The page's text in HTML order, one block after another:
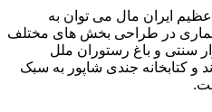
ایران مال می توان به
در طراحی بخش های مختلف
سنتی و باغ رستوران ملل
و کتابخانه جندی شاپور به سبک